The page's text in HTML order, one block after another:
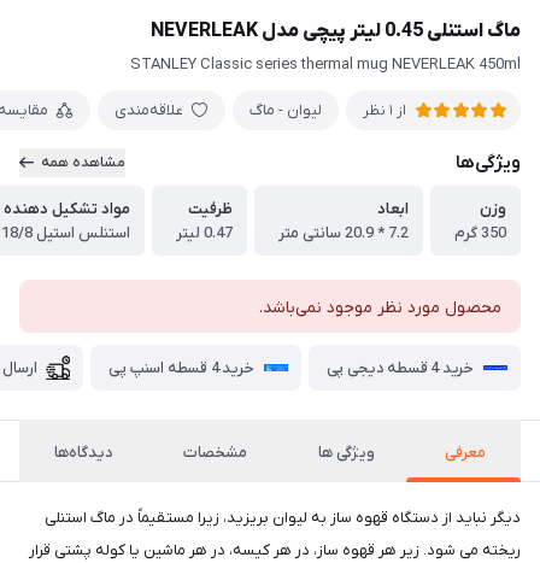
ماگ استنلی 0.45 لیتر پیچی مدل NEVERLEAK
STANLEY Classic series thermal mug NEVERLEAK 450ml
از 1 نظر لیوان - ماگ علاقه‌مندی
ویژگی‌ها مشاهده همه
وزن
350 گرم
ابعاد
7.2 * 20.9 سانتی متر
ظرفیت
0.47 لیتر
مواد تشکیل دهنده
استنلس استیل 18/8
محصول مورد نظر موجود نمی‌باشد.
خرید 4 قسطه دیجی پی خرید 4 قسطه اسنپ پی
معرفی ویژگی ها مشخصات دیدگاه‌ها
دیگر نباید از دستگاه قهوه ساز به لیوان بریزید، زیرا مستقیماً در ماگ استنلی
ریخته می شود. زیر هر قهوه ساز، در هر کیسه، در هر ماشین یا کوله پشتی قرار